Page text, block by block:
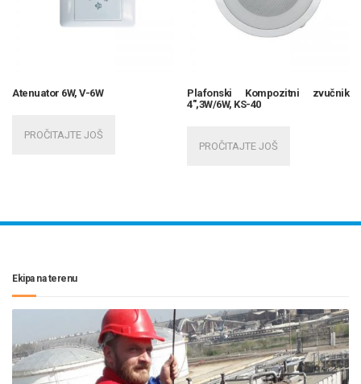
Atenuator 6W, V-6W
PROČITAJTE JOŠ
Plafonski Kompozitni zvučnik
4″,3W/6W, KS-40
PROČITAJTE JOŠ
Ekipa na terenu